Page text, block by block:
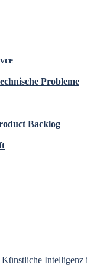
Probleme
Backlog
Intelligenz